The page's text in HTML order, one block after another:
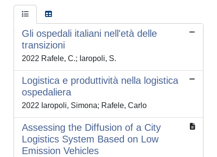
Gli ospedali italiani nell'età delle
transizioni
2022 Rafele, C.; Iaropoli, S.
Logistica e produttività nella logistica
ospedaliera
2022 Iaropoli, Simona; Rafele, Carlo
Assessing the Diffusion of a City
Logistics System Based on Low
Emission Vehicles